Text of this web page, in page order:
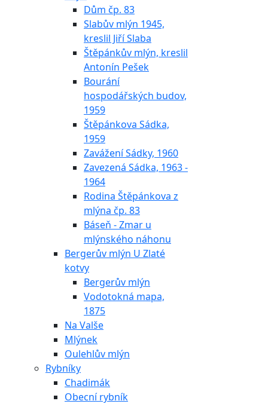
Dům čp. 83
Slabův mlýn 1945,
kreslil Jiří Slaba
Štěpánkův mlýn, kreslil
Antonín Pešek
Bourání
hospodářských budov,
1959
Štěpánkova Sádka,
1959
Zavážení Sádky, 1960
Zavezená Sádka, 1963 -
1964
Rodina Štěpánkova z
mlýna čp. 83
Báseň - Zmar u
mlýnského náhonu
Bergerův mlýn U Zlaté
kotvy
Bergerův mlýn
Vodotokná mapa,
1875
Na Valše
Mlýnek
Oulehlův mlýn
Rybníky
Chadimák
Obecní rybník